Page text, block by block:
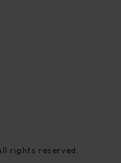
rights reserved.